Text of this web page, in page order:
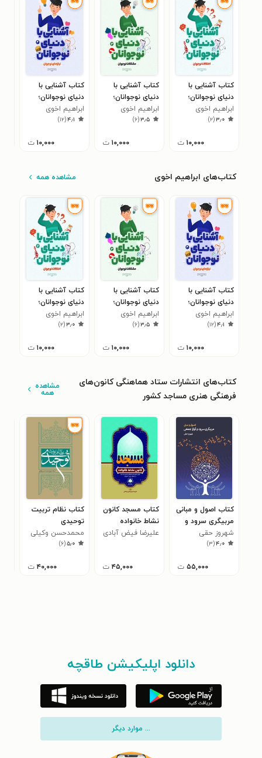
کتاب آشنایی با
دنیای نوجوانان؛
اختلالات نوجوان
ابراهیم اخوی
۳٫۰(۲)
۱۰,۰۰۰ ت
کتاب آشنایی با
دنیای نوجوانان؛
مشکلات نوجوان
ابراهیم اخوی
۳٫۵(۶)
۱۰,۰۰۰ ت
کتاب آشنایی با
دنیای نوجوانان؛
نیازهای نوجوان
ابراهیم اخوی
۴٫۱(۱۲)
۱۰,۰۰۰ ت
کتاب‌های ابراهیم اخوی مشاهده همه
کتاب آشنایی با
دنیای نوجوانان؛
نیازهای نوجوان
ابراهیم اخوی
۴٫۱(۱۲)
۱۰,۰۰۰ ت
کتاب آشنایی با
دنیای نوجوانان؛
مشکلات نوجوان
ابراهیم اخوی
۳٫۵(۶)
۱۰,۰۰۰ ت
کتاب آشنایی با
دنیای نوجوانان؛
اختلالات نوجوان
ابراهیم اخوی
۳٫۰(۲)
۱۰,۰۰۰ ت
کتاب‌های انتشارات ستاد هماهنگی کانون‌های
فرهنگی هنری مساجد کشور
مشاهده
همه
کتاب اصول و مبانی
مربیگری سرود و
آواز جمعی
شهروز حقی
۴٫۰(۳)
۵۵,۰۰۰ ت
کتاب مسجد کانون
نشاط خانواده
علیرضا فیض آبادی
۴۵,۰۰۰ ت
کتاب نظام تربیت
توحیدی
محمدحسن وکیلی
۵٫۰(۶)
۴۰,۰۰۰ ت
دانلود اپلیکیشن طاقچه
... موارد دیگر